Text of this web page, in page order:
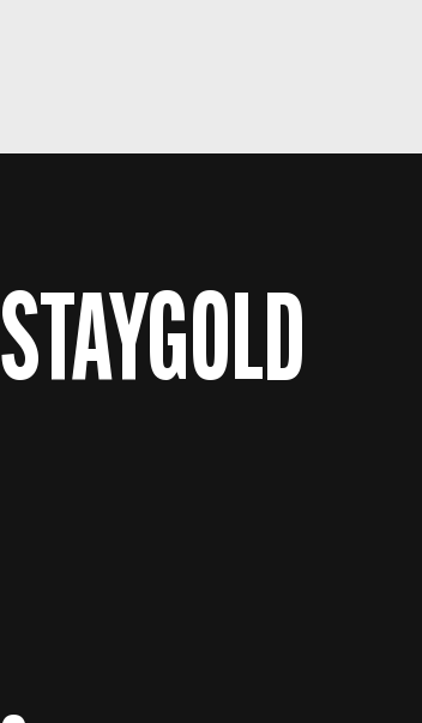
STAYGOLD